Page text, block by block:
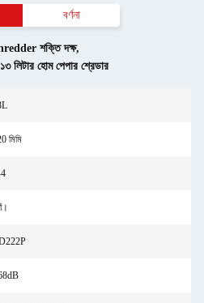
বর্ণনা
শক্তি দক্ষ,
১৩ লিটার হোম পেপার শ্রেডার
মিমি